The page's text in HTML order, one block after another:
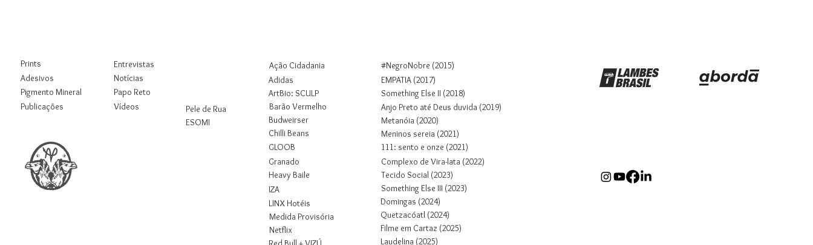
Prints
Adesivos
Pigmento Mineral
Publicações
Entrevistas
Notícias
Papo Reto
Vídeos
Pele de Rua
ESOMI
Ação Cidadania
Adidas
ArtBio: SCULP
Barão Vermelho
Budweirser
Chilli Beans
GLOOB
Granado
Heavy Baile
IZA
LINX Hotéis
Medida Provisória
Netflix
#NegroNobre (2015)
EMPATIA (2017)
Something Else II (2018)
Anjo Preto até Deus duvida (2019)
Metanóia (2020)
Meninos sereia (2021)
1 1 1 : sento e onze (2021)
Complexo de Vira-lata (2022)
Tecido Social (2023)
Something Else III (2023)
Domingas (2024)
Quetzacóatl (2024)
Filme em Cartaz (2025)
Laudelina (2025)